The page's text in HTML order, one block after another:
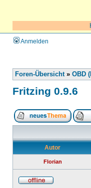
Anmelden
Foren-Übersicht» OBD
Fritzing 0.9.6
Autor
Florian